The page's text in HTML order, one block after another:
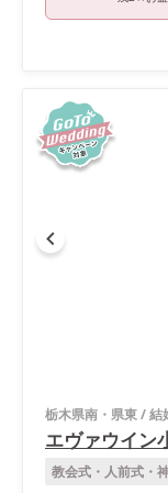
栃木県南・県東/結
エヴァウイン
教会式・人前式・